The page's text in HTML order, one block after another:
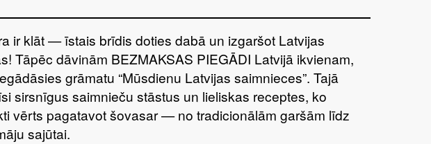
ir klāt — īstais brīdis doties dabā un izgaršot Latvijas
Tāpēc dāvinām BEZMAKSAS PIEGĀDI Latvijā ikvienam,
grāmatu “Mūsdienu Latvijas saimnieces”. Tajā
sirsnīgus saimnieču stāstus un lieliskas receptes, ko
vērts pagatavot šovasar — no tradicionālām garšām līdz
sajūtai.